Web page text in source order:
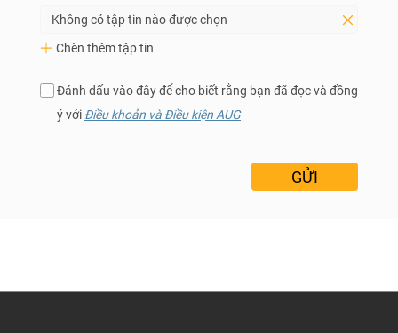
Không có tập tin nào được chọn
Chèn thêm tập tin
Đánh dấu vào đây để cho biết rằng bạn đã đọc và đồng
ý với Điều khoản và Điều kiện AUG